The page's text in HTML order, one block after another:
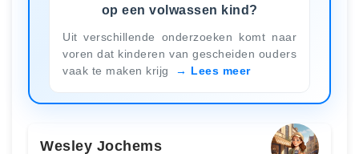
op een volwassen kind?
Uit verschillende onderzoeken komt naar
voren dat kinderen van gescheiden ouders
vaak te maken krijg
Lees meer
Wesley Jochems